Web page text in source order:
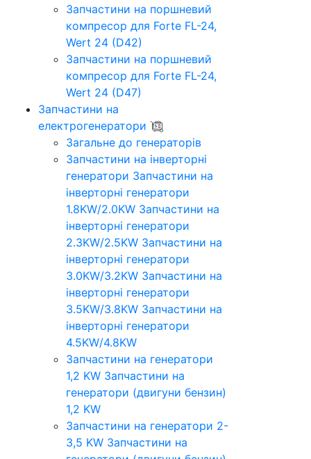
Запчастини на поршневий
компресор для Forte FL-24,
Wert 24 (D42)
Запчастини на поршневий
компресор для Forte FL-24,
Wert 24 (D47)
Запчастини на
електрогенератори
Загальне до генераторів
Запчастини на інверторні
генератори Запчастини на
інверторні генератори
1.8KW/2.0KW Запчастини на
інверторні генератори
2.3KW/2.5KW Запчастини на
інверторні генератори
3.0KW/3.2KW Запчастини на
інверторні генератори
3.5KW/3.8KW Запчастини на
інверторні генератори
4.5KW/4.8KW
Запчастини на генератори
1,2 KW Запчастини на
генератори (двигуни бензин)
1,2 KW
Запчастини на генератори 2-
3,5 KW Запчастини на